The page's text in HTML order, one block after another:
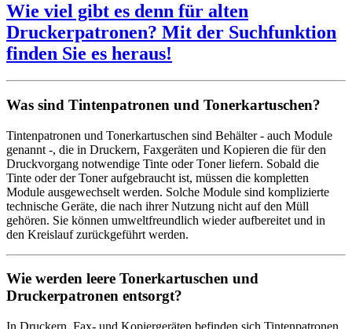
Wie viel gibt es denn für alten
Druckerpatronen? Mit der Suchfunktion
finden Sie es heraus!
Was sind Tintenpatronen und Tonerkartuschen?
Tintenpatronen und Tonerkartuschen sind Behälter - auch Module
genannt -, die in Druckern, Faxgeräten und Kopieren die für den
Druckvorgang notwendige Tinte oder Toner liefern. Sobald die
Tinte oder der Toner aufgebraucht ist, müssen die kompletten
Module ausgewechselt werden. Solche Module sind komplizierte
technische Geräte, die nach ihrer Nutzung nicht auf den Müll
gehören. Sie können umweltfreundlich wieder aufbereitet und in
den Kreislauf zurückgeführt werden.
Wie werden leere Tonerkartuschen und
Druckerpatronen entsorgt?
In Druckern, Fax- und Kopiergeräten befinden sich Tintenpatronen